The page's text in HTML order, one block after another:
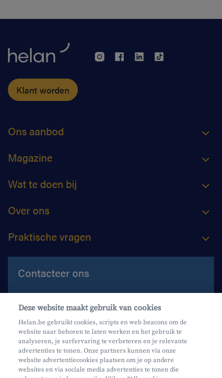
hun klanten kunnen zorgen.
Klant worden
Ons aanbod
Magazine
Wat te doen bij
Over ons
Praktische vragen
Contacteer ons
Contacteer ons
Maak een afspraak
Waar vind je ons?
Deze website maakt gebruik van cookies
Helan.be gebruikt cookies, scripts en web beacons om de
website naar behoren te laten werken en het gebruik te
analyseren, je surfervaring te verbeteren en je relevante
advertenties te tonen. Onze partners kunnen via onze
website advertentiecookies plaatsen om je op andere
websites en via sociale media advertenties te tonen die